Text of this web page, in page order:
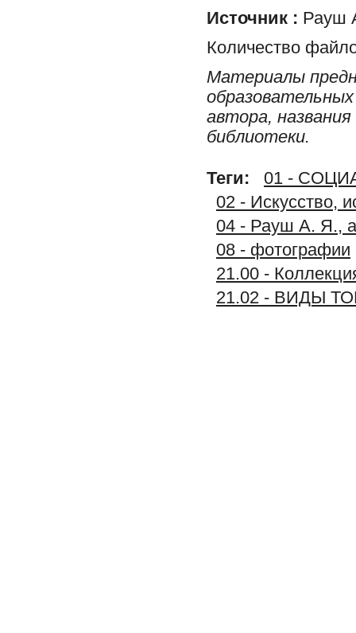
Источник : Рауш
Количество
Материалы
автора,
библиотеки.
Теги:
01 -
02 - Искусство,
04 - Рауш А. Я.,
08 - фотографии
21.00 -
21.02 - ВИДЫ